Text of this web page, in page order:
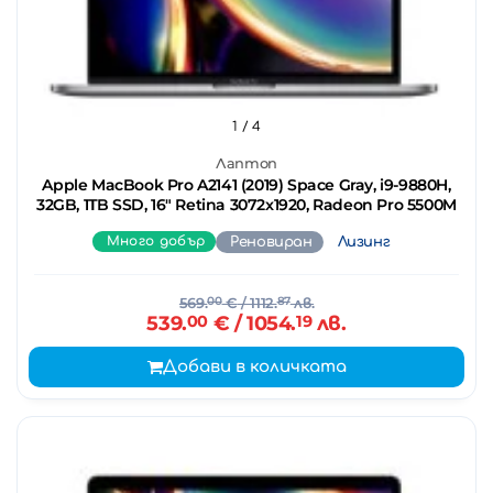
Лаптоп
Apple MacBook Pro A2141 (2019) Space Gray, i9-9880H,
32GB, 1TB SSD, 16" Retina 3072x1920, Radeon Pro 5500M
1 / 4
Много добър Реновиран Лизинг
569.00€/ 1112.87лв.
539.00€ / 1054.19лв.
Добави в количката